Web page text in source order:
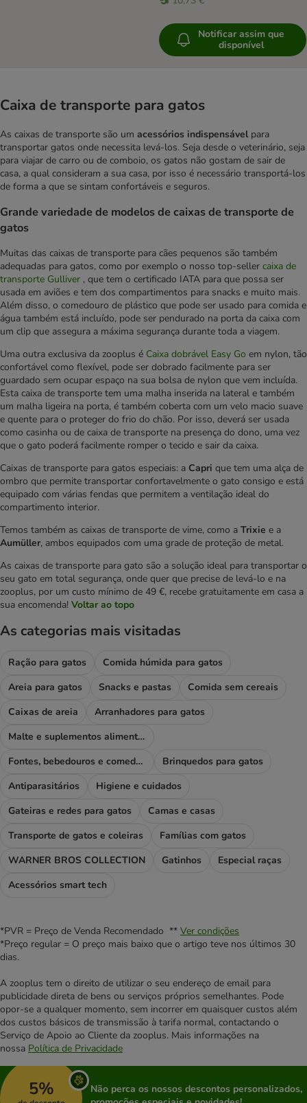
Notificar assim que
disponível
Caixa de transporte para gatos
As caixas de transporte são um acessórios indispensávelpara
transportar gatos onde necessita levá-los. Seja desde o veterinário, seja
para viajar de carro ou de comboio, os gatos não gostam de sair de
casa, a qual consideram a sua casa, por isso é necessário transportá-los
de forma a que se sintam confortáveis e seguros.
Grande variedade de modelos de caixas de transporte de
gatos
Muitas das caixas de transporte para cães pequenos são também
adequadas para gatos, como por exemplo o nosso top-seller caixa de
transporte Gulliver , que tem o certificado IATA para que possa ser
usada em aviões e tem dos compartimentos para snacks e muito mais.
Além disso, o comedouro de plástico que pode ser usado para comida e
água também está incluído, pode ser pendurado na porta da caixa com
um clip que assegura a máxima segurança durante toda a viagem.
Uma outra exclusiva da zooplus é Caixa dobrável Easy Go em nylon, tão
confortável como flexível, pode ser dobrado facilmente para ser
guardado sem ocupar espaço na sua bolsa de nylon que vem incluída.
Esta caixa de transporte tem uma malha inserida na lateral e também
um malha ligeira na porta, é também coberta com um velo macio suave
e quente para o proteger do frio do chão. Por isso, deverá ser usada
como casinha ou de caixa de transporte na presença do dono, uma vez
que o gato poderá facilmente romper o tecido e sair da caixa.
Caixas de transporte para gatos especiais: a Capri que tem uma alça de
ombro que permite transportar confortavelmente o gato consigo e está
equipado com várias fendas que permitem a ventilação ideal do
compartimento interior.
Temos também as caixas de transporte de vime, como a Trixie e a
Aumüller, ambos equipados com uma grade de proteção de metal.
As caixas de transporte para gato são a solução ideal para transportar o
seu gato em total segurança, onde quer que precise de levá-lo e na
zooplus, por um custo mínimo de 49 €, recebe gratuitamente em casa a
sua encomenda! Voltar ao topo
As categorias mais visitadas
Ração para gatos
Comida húmida para gatos
Areia para gatos
Snacks e pastas
Comida sem cereais
Caixas de areia
Arranhadores para gatos
Malte e suplementos alimentares
Fontes, bebedouros e comedouros
Brinquedos para gatos
Antiparasitários
Higiene e cuidados
Gateiras e redes para gatos
Camas e casas
Transporte de gatos e coleiras
Famílias com gatos
WARNER BROS COLLECTION
Gatinhos
Especial raças
Acessórios smart tech
*PVR = Preço de Venda Recomendado ** Ver condições
*Preço regular = O preço mais baixo que o artigo teve nos últimos 30
dias.
A zooplus tem o direito de utilizar o seu endereço de email para
publicidade direta de bens ou serviços próprios semelhantes. Pode
opor-se a qualquer momento, sem incorrer em quaisquer custos além
dos custos básicos de transmissão à tarifa normal, contactando o
Serviço de Apoio ao Cliente da zooplus. Mais informações na
nossa Política de Privacidade
5%
Não perca os nossos descontos personalizados,